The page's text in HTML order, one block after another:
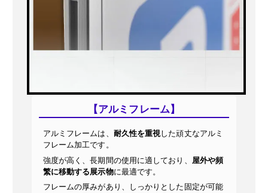
【アルミフレーム】
アルミフレームは、 耐久性を重視した頑丈なアルミ
フレーム加工です。
強度が高く、長期間の使用に適しており、 屋外や頻
繁に移動する展示物に最適です。
フレームの厚みがあり、しっかりとした固定が可能